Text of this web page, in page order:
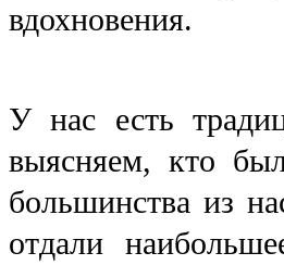
вдохновения.
У нас есть
выясняем, кто
большинства из
отдали